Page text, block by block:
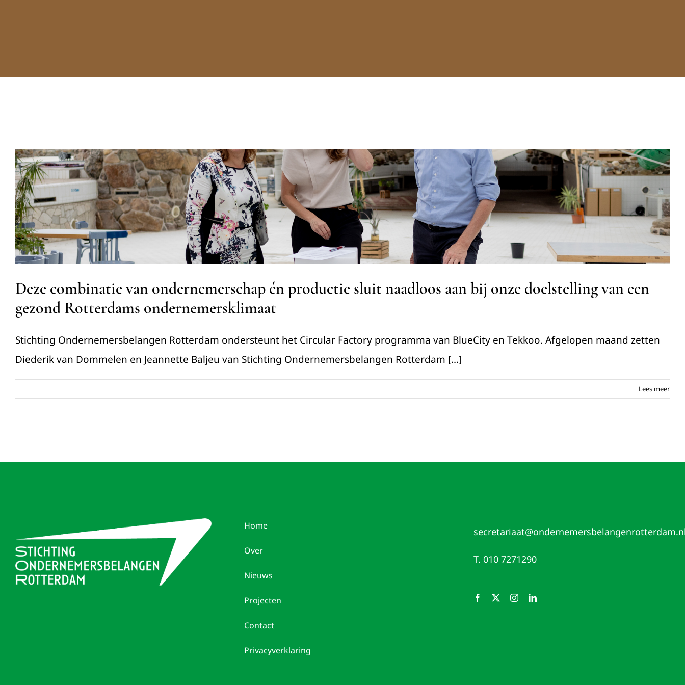
Deze combinatie van ondernemerschap én productie sluit naadloos aan bij onze doelstelling van een
gezond Rotterdams ondernemersklimaat
Deze combinatie van ondernemerschap én productie sluit naadloos aan bij onze doelstelling van een
gezond Rotterdams ondernemersklimaat
Stichting Ondernemersbelangen Rotterdam ondersteunt het Circular Factory programma van BlueCity en Tekkoo. Afgelopen maand zetten
Diederik van Dommelen en Jeannette Baljeu van Stichting Ondernemersbelangen Rotterdam [...]
Lees meer
Home
Over
Nieuws
Projecten
Contact
Privacyverklaring
T. 010 7271290